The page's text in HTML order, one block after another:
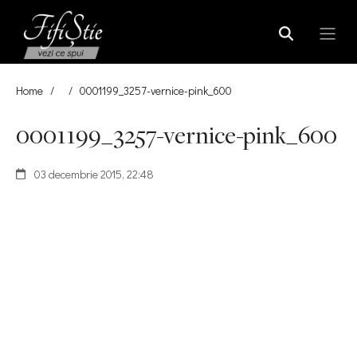
Home / / 0001199_3257-vernice-pink_600
0001199_3257-vernice-pink_600
03 decembrie 2015, 22:48